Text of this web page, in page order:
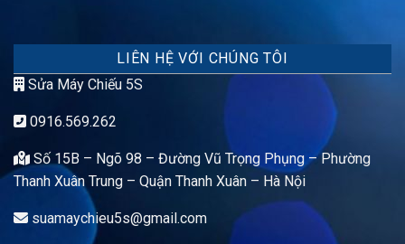
LIÊN HỆ VỚI CHÚNG TÔI
Sửa Máy Chiếu 5S
0916.569.262
Số 15B – Ngõ 98 – Đường Vũ Trọng Phụng – Phường
Thanh Xuân Trung – Quận Thanh Xuân – Hà Nội
suamaychieu5s@gmail.com